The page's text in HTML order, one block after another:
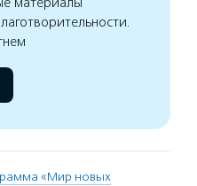
«Мир новых